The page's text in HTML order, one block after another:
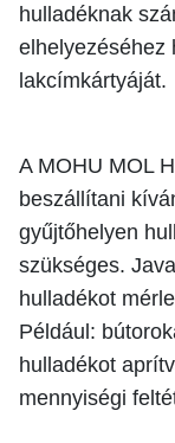
hulladéknak
elhelyezéséhez
lakcímkártyáját.
A MOHU MOL
beszállítani
gyűjtőhelyen
szükséges.
hulladékot
Például:
hulladékot
mennyiségi